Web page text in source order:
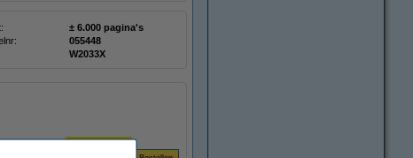
± 6.000 pagina's
055448
W2033X